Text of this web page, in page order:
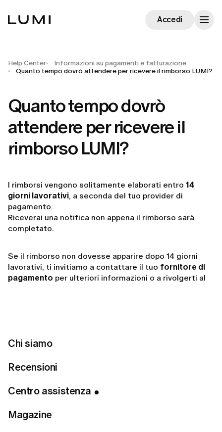
Chi siamo
Recensioni
Centro assistenza
Magazine
Accedi
Help Center
Informazioni su pagamenti e fatturazione
Quanto tempo dovrò attendere per ricevere il rimborso LUMI?
Quanto tempo dovrò
attendere per ricevere il
rimborso LUMI?
I rimborsi vengono solitamente elaborati entro 14
giorni lavorativi, a seconda del tuo provider di
pagamento.
Riceverai una notifica non appena il rimborso sarà
completato.
Se il rimborso non dovesse apparire dopo 14 giorni
lavorativi, ti invitiamo a contattare il tuo fornitore di
pagamento per ulteriori informazioni o a rivolgerti al
Related articles
Perché ho ricevuto un addebito automatico da LUMI?